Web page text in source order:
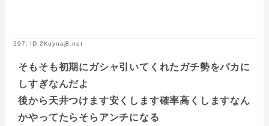
297: ID:2Kuynaj8.net
そもそも初期にガシャ引いてくれたガチ勢をバカに
しすぎなんだよ
後から天井つけます安くします確率高くしますなん
かやってたらそらアンチになる